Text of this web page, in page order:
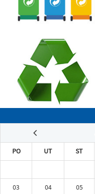
PO UT ST
03
04 05